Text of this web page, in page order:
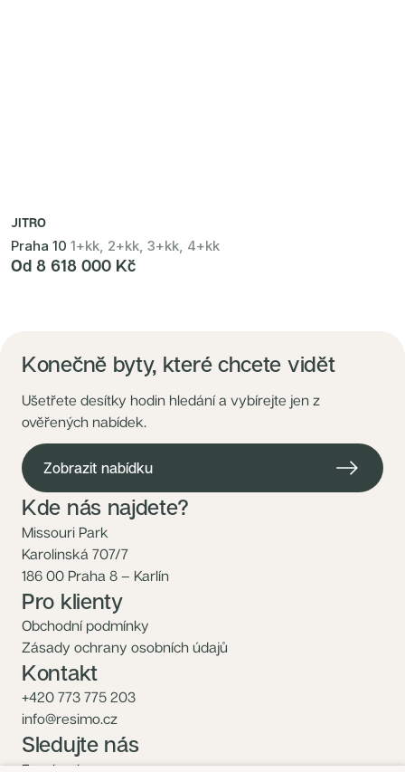
JITRO
Praha 10 1+kk, 2+kk, 3+kk, 4+kk
Od 8 618 000 Kč
Konečně byty, které chcete vidět
Ušetřete desítky hodin hledání a vybírejte jen z
ověřených nabídek.
Zobrazit nabídku
Kde nás najdete?
Missouri Park
Karolinská 707/7
186 00 Praha 8 – Karlín
Pro klienty
Obchodní podmínky
Zásady ochrany osobních údajů
Kontakt
+420 773 775 203
info@resimo.cz
Sledujte nás